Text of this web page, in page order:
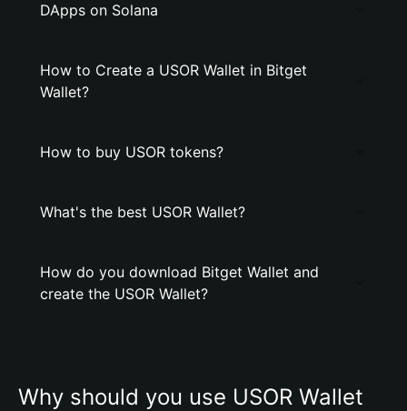
DApps on Solana
How to Create a USOR Wallet in Bitget
Wallet?
How to buy USOR tokens?
What's the best USOR Wallet?
How do you download Bitget Wallet and
create the USOR Wallet?
Why should you use USOR Wallet